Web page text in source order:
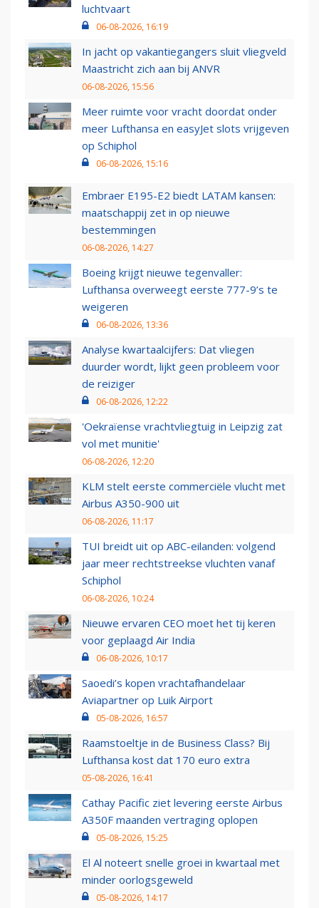
luchtvaart
06-08-2026, 16:19
In jacht op vakantiegangers sluit vliegveld
Maastricht zich aan bij ANVR
06-08-2026, 15:56
Meer ruimte voor vracht doordat onder
meer Lufthansa en easyJet slots vrijgeven
op Schiphol
06-08-2026, 15:16
Embraer E195-E2 biedt LATAM kansen:
maatschappij zet in op nieuwe
bestemmingen
06-08-2026, 14:27
Boeing krijgt nieuwe tegenvaller:
Lufthansa overweegt eerste 777-9’s te
weigeren
06-08-2026, 13:36
Analyse kwartaalcijfers: Dat vliegen
duurder wordt, lijkt geen probleem voor
de reiziger
06-08-2026, 12:22
'Oekraïense vrachtvliegtuig in Leipzig zat
vol met munitie'
06-08-2026, 12:20
KLM stelt eerste commerciële vlucht met
Airbus A350-900 uit
06-08-2026, 11:17
TUI breidt uit op ABC-eilanden: volgend
jaar meer rechtstreekse vluchten vanaf
Schiphol
06-08-2026, 10:24
Nieuwe ervaren CEO moet het tij keren
voor geplaagd Air India
06-08-2026, 10:17
Saoedi’s kopen vrachtafhandelaar
Aviapartner op Luik Airport
05-08-2026, 16:57
Raamstoeltje in de Business Class? Bij
Lufthansa kost dat 170 euro extra
05-08-2026, 16:41
Cathay Pacific ziet levering eerste Airbus
A350F maanden vertraging oplopen
05-08-2026, 15:25
El Al noteert snelle groei in kwartaal met
minder oorlogsgeweld
05-08-2026, 14:17